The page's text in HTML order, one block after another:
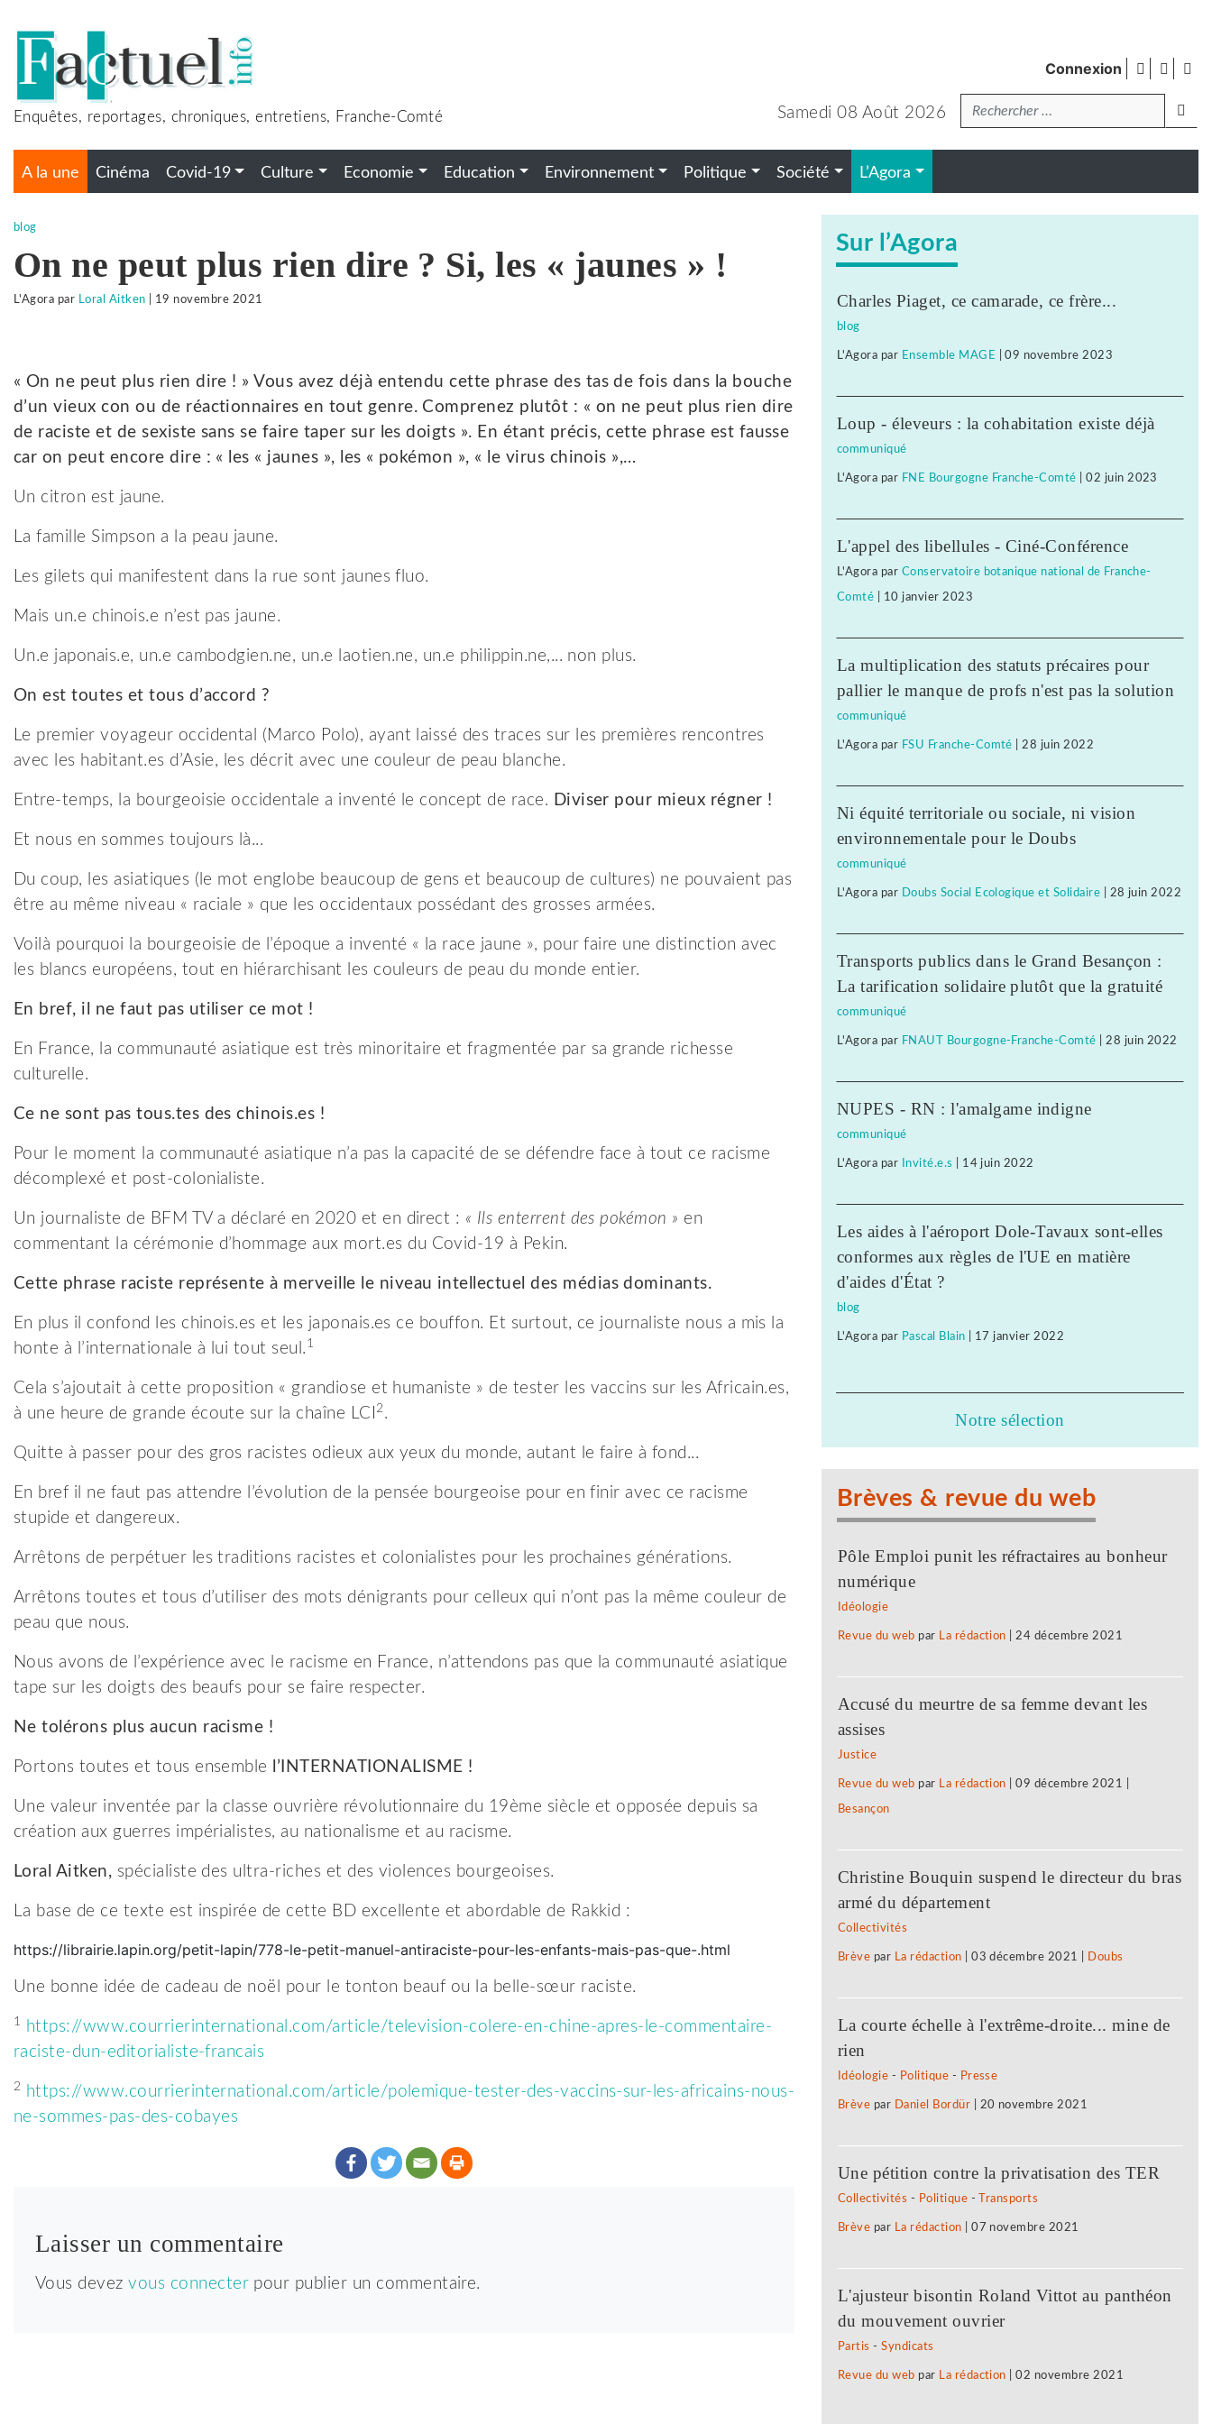
contenu
Enquêtes, reportages, chroniques, entretiens, Franche-Comté
Connexion facebook
twitter
Samedi 08 Août 2026Recherche
A la une Cinéma Covid-19 Culture Economie Education Environnement Politique Société L’Agora
blog
On ne peut plus rien dire ? Si, les « jaunes » !
L'Agora par Loral Aitken 19 novembre 2021
« On ne peut plus rien dire ! » Vous avez déjà entendu cette phrase des tas de fois dans la bouche
d’un vieux con ou de réactionnaires en tout genre. Comprenez plutôt : « on ne peut plus rien dire
de raciste et de sexiste sans se faire taper sur les doigts ». En étant précis, cette phrase est fausse
car on peut encore dire : « les « jaunes », les « pokémon », « le virus chinois »,…
Un citron est jaune.
La famille Simpson a la peau jaune.
Les gilets qui manifestent dans la rue sont jaunes fluo.
Mais un.e chinois.e n’est pas jaune.
Un.e japonais.e, un.e cambodgien.ne, un.e laotien.ne, un.e philippin.ne,... non plus.
On est toutes et tous d’accord ?
Le premier voyageur occidental (Marco Polo), ayant laissé des traces sur les premières rencontres
avec les habitant.es d’Asie, les décrit avec une couleur de peau blanche.
Entre-temps, la bourgeoisie occidentale a inventé le concept de race. Diviser pour mieux régner !
Et nous en sommes toujours là...
Du coup, les asiatiques (le mot englobe beaucoup de gens et beaucoup de cultures) ne pouvaient pas
être au même niveau « raciale » que les occidentaux possédant des grosses armées.
Voilà pourquoi la bourgeoisie de l’époque a inventé « la race jaune », pour faire une distinction avec
les blancs européens, tout en hiérarchisant les couleurs de peau du monde entier.
En bref, il ne faut pas utiliser ce mot !
En France, la communauté asiatique est très minoritaire et fragmentée par sa grande richesse
culturelle.
Ce ne sont pas tous.tes des chinois.es !
Pour le moment la communauté asiatique n’a pas la capacité de se défendre face à tout ce racisme
décomplexé et post-colonialiste.
Un journaliste de BFM TV a déclaré en 2020 et en direct : « Ils enterrent des pokémon » en
commentant la cérémonie d’hommage aux mort.es du Covid-19 à Pekin.
Cette phrase raciste représente à merveille e niveau intellectuel des médias dominants.
En plus il confond les chinois.es et les japonais.es ce bouffon. Et surtout, ce journaliste nous a mis la
honte à l’internationale à lui tout seul. 1
Cela s’ajoutait à cette proposition « grandiose et humaniste » de tester les vaccins sur les Africain.es,
à une heure de grande écoute sur la chaîne LCI 2 .
Quitte à passer pour des gros racistes odieux aux yeux du monde, autant le faire à fond...
En bref il ne faut pas attendre l’évolution de la pensée bourgeoise pour en finir avec ce racisme
stupide et dangereux.
Arrêtons de perpétuer les traditions racistes et colonialistes pour les prochaines générations.
Arrêtons toutes et tous d’utiliser des mots dénigrants pour celleux qui n’ont pas la même couleur de
peau que nous.
Nous avons de l’expérience avec le racisme en France, n’attendons pas que la communauté asiatique
tape sur les doigts des beaufs pour se faire respecter.
Ne tolérons plus aucun racisme !
Portons toutes et tous ensemble l’ INTERNATIONALISME !
Une valeur inventée par la classe ouvrière révolutionnaire du 19ème siècle et opposée depuis sa
création aux guerres impérialistes, au nationalisme et au racisme.
Loral Aitken, spécialiste des ultra-riches et des violences bourgeoises.
La base de ce texte est inspirée de cette BD excellente et abordable de Rakkid :
https://librairie.lapin.org/petit-lapin/778-le-petit-manuel-antiraciste-pour-les-enfants-mais-pas-que-.html
Une bonne idée de cadeau de noël pour le tonton beauf ou la belle-sœur raciste.
1
https://www.courrierinternational.com/article/television-colere-en-chine-apres-le-commentaire-
raciste-dun-editorialiste-francais
2 https://www.courrierinternational.com/article/polemique-tester-des-vaccins-sur-les-africains-nous-
ne-sommes-pas-des-cobayes
Laisser un commentaire
Vous devezvous connecter pour publier un commentaire.
Sur l’Agora
Charles Piaget, ce camarade, ce frère...
blog
L'Agora par Ensemble MAGE |09 novembre 2023
Loup - éleveurs : la cohabitation existe déjà
communiqué
L'Agora par FNE Bourgogne Franche-Comté |02 juin 2023
L'appel des libellules - Ciné-Conférence
L'Agora par Conservatoire botanique national de Franche-
Comté 10 janvier 2023
La multiplication des statuts précaires pour
pallier le manque de profs n'est pas la solution
communiqué
L'Agora par FSU Franche-Comté 28 juin 2022
Ni équité territoriale ou sociale, ni vision
environnementale pour le Doubs
communiqué
L'Agora par Doubs Social Ecologique et Solidaire 28 juin 2022
Transports publics dans le Grand Besançon :
La tarification solidaire plutôt que la gratuité
communiqué
L'Agora par FNAUT Bourgogne-Franche-Comté 28 juin 2022
NUPES - RN : l'amalgame indigne
communiqué
L'Agora par Invité.e.s 14 juin 2022
Les aides à l'aéroport Dole-Tavaux sont-elles
conformes aux règles de l'UE en matière
d'aides d'État ?
blog
L'Agora par Pascal Blain 17 janvier 2022
Notre sélection
Brèves & revue du web
Pôle Emploi punit les réfractaires au bonheur
numérique
Idéologie
Revue du web par La rédaction 24 décembre 2021
Accusé du meurtre de sa femme devant les
assises
Justice
Revue du web par La rédaction |09 décembre 2021
Besançon
Christine Bouquin suspend le directeur du bras
armé du département
Collectivités
Brève par La rédaction |03 décembre 2021 Doubs
La courte échelle à l'extrême-droite... mine de
rien
Idéologie - Politique - Presse
Brève par Daniel Bordür 20 novembre 2021
Une pétition contre la privatisation des TER
Collectivités - Politique - Transports
Brève par La rédaction |07 novembre 2021
L'ajusteur bisontin Roland Vittot au panthéon
du mouvement ouvrier
Partis -Syndicats
Revue du web par La rédaction |02 novembre 2021